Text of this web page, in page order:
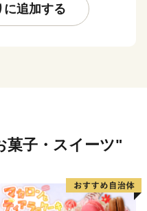
こでしか味わえない楽し
ットを巡って身も心もリ
り、10月下旬から11月
や地域の特産品の販売な
とつ、奥津温泉も近く、
に追加する
菓子・スイーツ"